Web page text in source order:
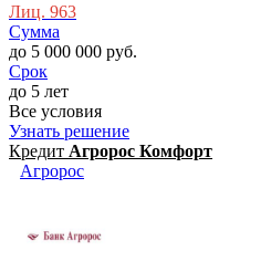
Лиц. 963
Сумма
до 5 000 000 руб.
Срок
до 5 лет
Все условия
Узнать решение
Кредит Агророс Комфорт
Агророс